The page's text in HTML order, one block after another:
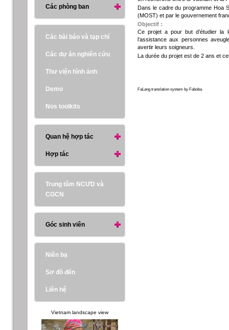
Dans le cadre du programme Hoa
(MOST) et par le gouvernement
Objectif :
Ce projet a pour but d’étudier la
l’assistance aux personnes
avertir leurs soigneurs.
La durée du projet est de 2 ans et
FaLang translation system by Faboba
Các phòng ban
Các bài báo và tạp chí
Các dự án nghiên cứu
Thư viện hình ảnh
Demo
Nos toolkits
Quan hệ hợp tác
Hợp tác
Trung tâm NCƯD và
CGCN
Góc sinh viên
Niên bạ
Sơ đồ đến
Liên hệ
Vietnam landscape view